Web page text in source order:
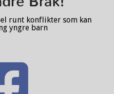
runt konflikter som kan
yngre barn